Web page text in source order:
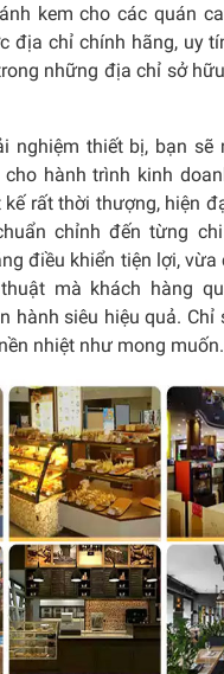
kem cho các quán
địa chỉ chính hãng, uy
những địa chỉ sở
nghiệm thiết bị, bạn sẽ
cho hành trình kinh
rất thời thượng, hiện
chỉnh đến từng
điều khiển tiện lợi, vừa
mà khách hàng
hành siêu hiệu quả. Chỉ
nhiệt như mong muốn.